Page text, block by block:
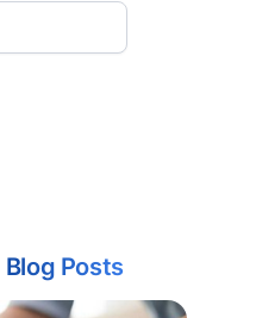
Blog Posts